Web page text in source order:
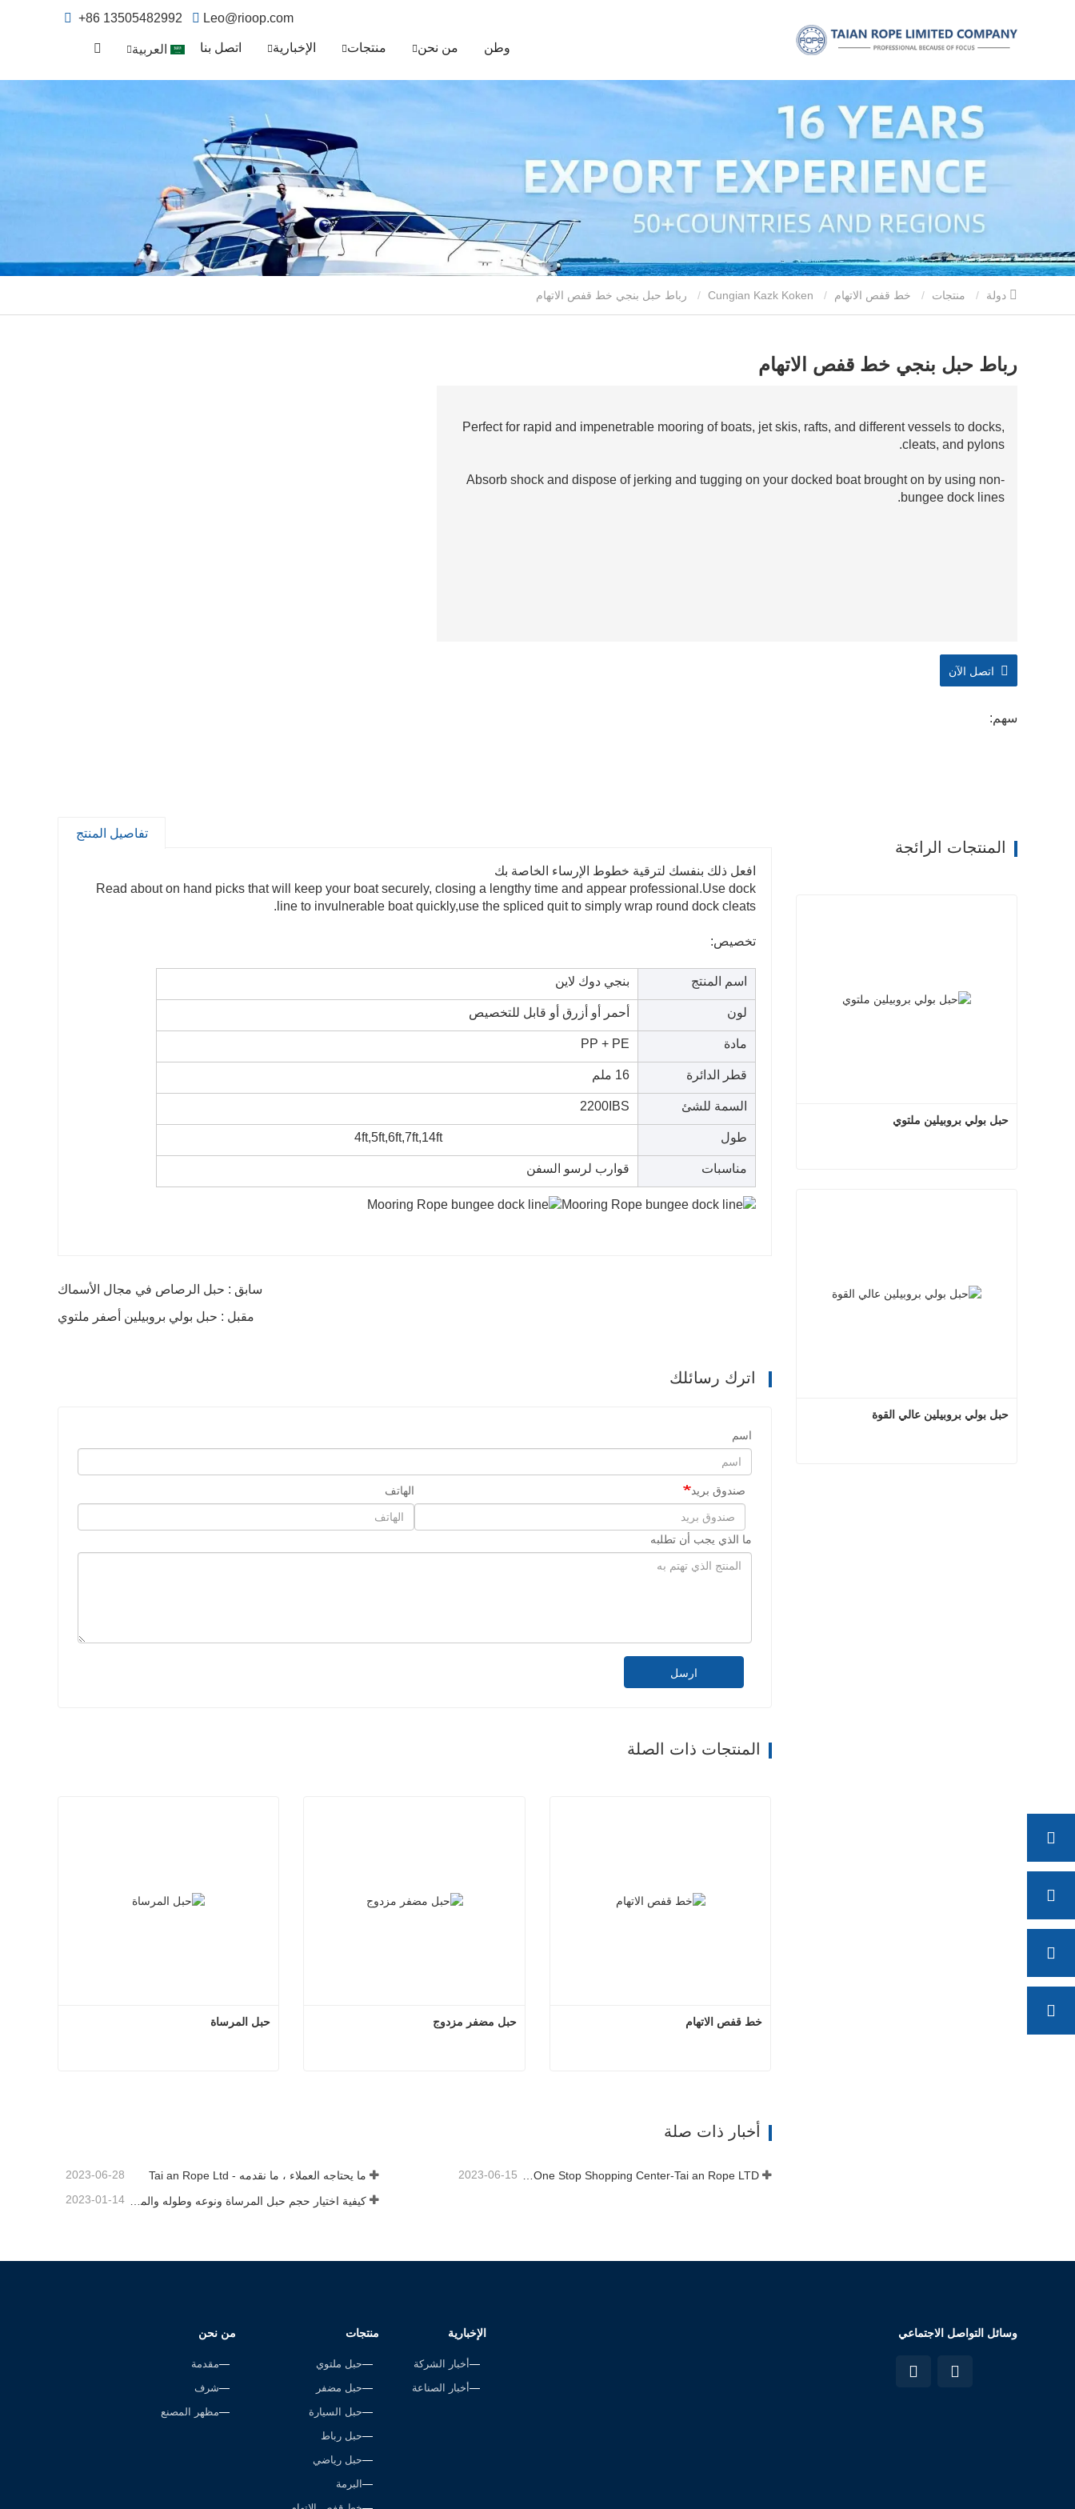
+86 13505482992 Leo@rioop.com
وطن من نحن منتجات الإخبارية اتصل بنا العربية
منتجات خط قفص الاتهام Cungian Kazk Koken
رباط حبل بنجي خط قفص الاتهام
Perfect for rapid and impenetrable mooring of boats, jet skis, rafts, and different vessels to docks,
cleats, and pylons.
Absorb shock and dispose of jerking and tugging on your docked boat brought on by using non-
bungee dock lines.
اتصل الآن
سهم:
تفاصيل المنتج
افعل ذلك بنفسك لترقية خطوط الإرساء الخاصة بك
Read about on hand picks that will keep your boat securely, closing a lengthy time and appear professional.Use dock
line to invulnerable boat quickly,use the spliced quit to simply wrap round dock cleats.
تخصيص:
اسم المنتج بنجي دوك لاين
لون أحمر أو أزرق أو قابل للتخصيص
مادة PP + PE
قطر الدائرة 16 ملم
السمة للشئ 2200IBS
طول 4ft,5ft,6ft,7ft,14ft
مناسبات قوارب لرسو السفن
سابق : حبل الرصاص في مجال الأسماك
مقبل : حبل بولي بروبيلين أصفر ملتوي
اترك رسائلك
اسم
صندوق بريد الهاتف
ما الذي يجب أن تطلبه
ارسل
المنتجات ذات الصلة
حبل المرساة حبل مضفر مزدوج خط قفص الاتهام
أخبار ذات صلة
ما يحتاجه العملاء ، ما نقدمه - Tai an Rope Ltd 2023-06-28 Rope Factory-One Stop Shopping Center-Tai an Rope LTD
2023-06-15
2023-01-14
المنتجات الرائجة
حبل بولي بروبيلين ملتوي
حبل بولي بروبيلين عالي القوة
من نحن
مقدمة
شرف
مظهر المصنع
منتجات
حبل ملتوي
حبل مضفر
حبل السيارة
حبل رباط
حبل رياضي
البرمة
الإخبارية
أخبار الشركة
أخبار الصناعة
وسائل التواصل الاجتماعي